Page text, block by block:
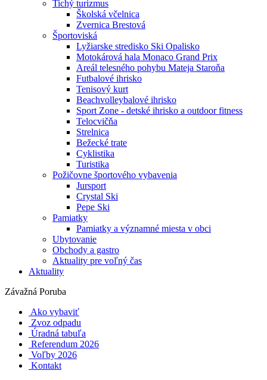
Tichý turizmus
Školská včelnica
Zvernica Brestová
Športoviská
Lyžiarske stredisko Ski Opalisko
Motokárová hala Monaco Grand Prix
Areál telesného pohybu Mateja Staroňa
Futbalové ihrisko
Tenisový kurt
Beachvolleybalové ihrisko
Sport Zone - detské ihrisko a outdoor fitness
Telocvičňa
Strelnica
Bežecké trate
Cyklistika
Turistika
Požičovne športového vybavenia
Jursport
Crystal Ski
Pepe Ski
Pamiatky
Pamiatky a významné miesta v obci
Ubytovanie
Obchody a gastro
Aktuality pre voľný čas
Aktuality
Závažná Poruba
Ako vybaviť
Zvoz odpadu
Úradná tabuľa
Referendum 2026
Voľby 2026
Kontakt